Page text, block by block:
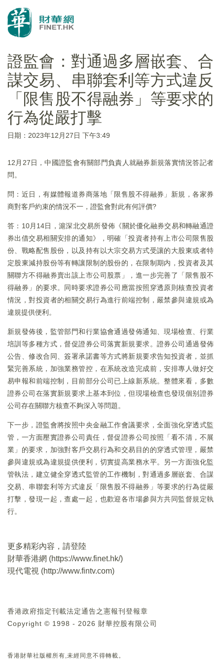
證監會：對通過多層嵌套、合
謀交易、串聯套利等方式違反
「限售股不得融券」等要求的
行為從嚴打擊
日期：2023年12月27日 下午3:49
12月27日，中國證監會有關部門負責人就融券新規落實情況答記者
問。
問：近日，有媒體報道券商落地「限售股不得融券」新規，各家券
商對客戶約束的情況不一，證監會對此有何評價?
答：10月14日，滬深北交易所發佈《關於優化融券交易和轉融通證
券出借交易相關安排的通知》，明確「投資者持有上市公司限售股
份、戰略配售股份，以及持有以大宗交易方式受讓的大股東或者特
定股東減持股份等有轉讓限制的股份的，在限制期内，投資者及其
關聯方不得融券賣出該上市公司股票」，進一步完善了「限售股不
得融券」的要求。同時要求證券公司應當按照穿透原則核查投資者
情況，對投資者的相關交易行為進行前端控制，嚴禁參與違規或為
違規提供便利。
新規發佈後，監管部門和行業協會通過發佈通知、現場檢查、行業
培訓等多種方式，督促證券公司落實新規要求。證券公司通過發佈
公告、修改合同、簽署承諾書等方式將新規要求告知投資者，並抓
緊完善系統，加強業務管控，在系統改造完成前，安排專人做好交
易申報和前端控制，目前部分公司已上線新系統。整體來看，多數
證券公司在落實新規要求上基本到位，但現場檢查也發現個别證券
公司存在關聯方核查不夠深入等問題。
下一步，證監會將按照中央金融工作會議要求，全面強化穿透式監
管，一方面壓實證券公司責任，督促證券公司按照「看不清，不展
業」的要求，加強對客戶交易行為和交易目的的穿透式管理，嚴禁
參與違規或為違規提供便利，切實提高業務水平。另一方面強化監
管執法，建立健全穿透式監管的工作機制，對通過多層嵌套、合謀
交易、串聯套利等方式違反「限售股不得融券」等要求的行為從嚴
打擊，發現一起，查處一起，也歡迎各市場參與方共同監督規定執
行。
更多精彩內容，請登陸
財華香港網 (https://www.finet.hk/)
現代電視 (http://www.fintv.com)
香港政府指定刊載法定通告之憲報刊登報章
Copyright © 1998 - 2026 財華控股有限公司
香港財華社版權所有,未經同意不得轉載。